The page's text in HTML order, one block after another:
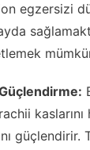
egzersizi
kaslarını
güçlendirir.